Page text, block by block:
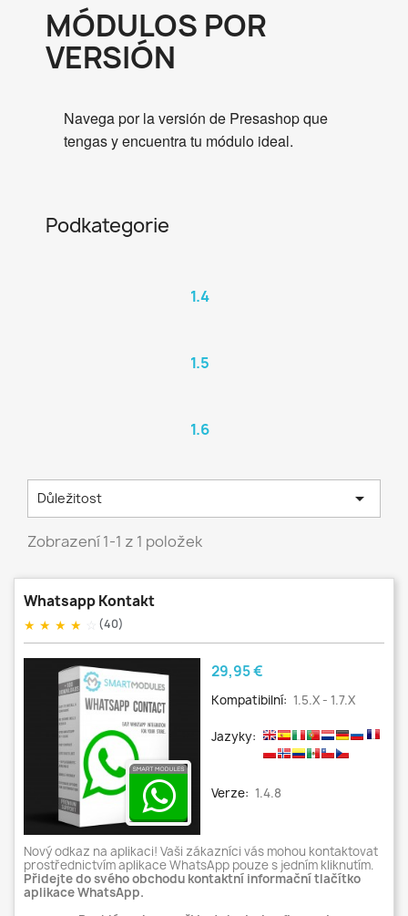
MÓDULOS POR
VERSIÓN
Navega por la versión de Presashop que
tengas y encuentra tu módulo ideal.
Podkategorie
1.4
1.5
1.6
Důležitost 
Zobrazení 1-1 z 1 položek
Whatsapp Kontakt
★ ★ ★ ★ (40)
Cena
29,95 €
Kompatibilní: 1.5.x - 1.7.x
Jazyky:
Verze: 1.4.8
Nový odkaz na aplikaci! Vaši zákazníci vás mohou kontaktovat
prostřednictvím aplikace WhatsApp pouze s jedním kliknutím.
Přidejte do svého obchodu kontaktní informační tlačítko
aplikace WhatsApp.